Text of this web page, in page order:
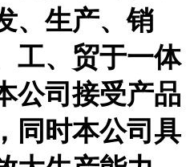
、生产、销
工、贸于一体
公司接受产品
同时本公司具